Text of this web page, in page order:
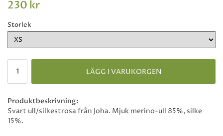
230 kr
Storlek
LÄGG I VARUKORGEN
Produktbeskrivning:
Svart ull/silkestrosa från Joha. Mjuk merino-ull 85%, silke
15%.